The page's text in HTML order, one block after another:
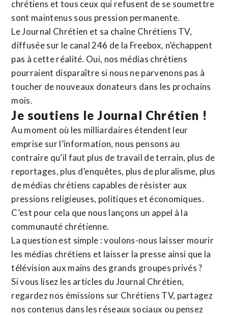
chrétiens et tous ceux qui refusent de se soumettre
sont maintenus sous pression permanente.
Le Journal Chrétien et sa chaîne Chrétiens TV,
diffusée sur le canal 246 de la Freebox, n’échappent
pas à cette réalité. Oui, nos médias chrétiens
pourraient disparaître si nous ne parvenons pas à
toucher de nouveaux donateurs dans les prochains
mois.
Je soutiens le Journal Chrétien !
Au moment où les milliardaires étendent leur
emprise sur l’information, nous pensons au
contraire qu’il faut plus de travail de terrain, plus de
reportages, plus d’enquêtes, plus de pluralisme, plus
de médias chrétiens capables de résister aux
pressions religieuses, politiques et économiques.
C’est pour cela que nous lançons un appel à la
communauté chrétienne.
La question est simple : voulons-nous laisser mourir
les médias chrétiens et laisser la presse ainsi que la
télévision aux mains des grands groupes privés ?
Si vous lisez les articles du Journal Chrétien,
regardez nos émissions sur Chrétiens TV, partagez
nos contenus dans les réseaux sociaux ou pensez